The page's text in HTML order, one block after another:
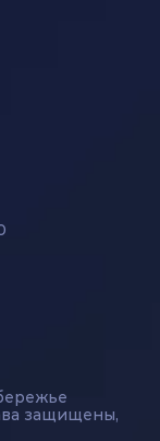
защищены,